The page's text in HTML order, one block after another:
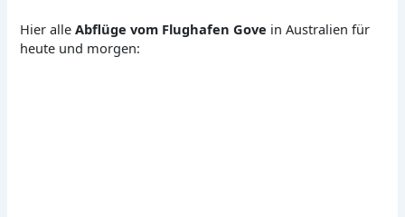
Hier alleAbflüge vom Flughafen Gove in Australien für
heute und morgen: